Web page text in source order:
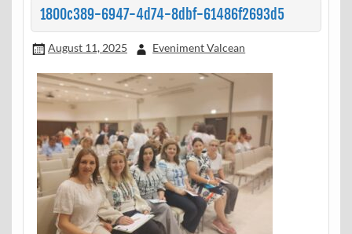
1800c389-6947-4d74-8dbf-61486f2693d5
August 11, 2025 Eveniment Valcean